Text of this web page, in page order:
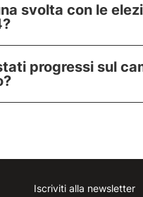
svolta con le
progressi sul
Instagram
Facebook
Linkedin
Youtube
Iscriviti alla newsletter